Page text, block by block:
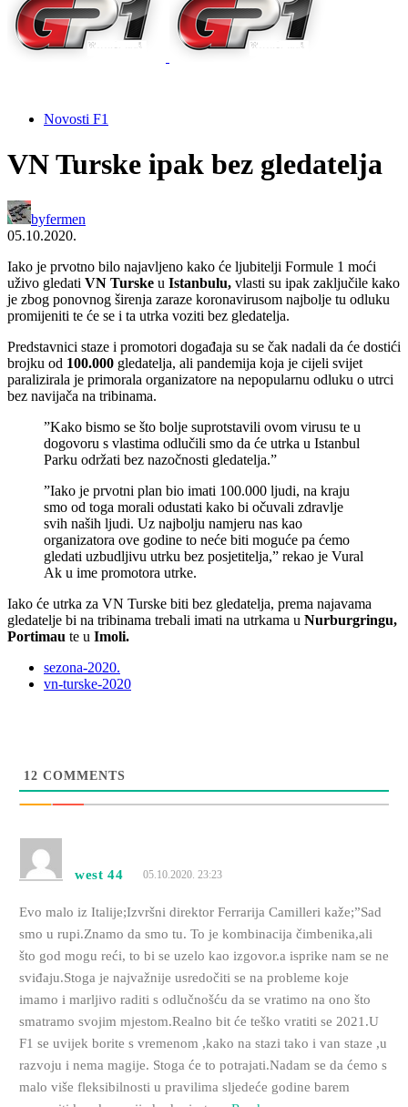
Novosti F1
VN Turske ipak bez gledatelja
byfermen
05.10.2020.
Iako je prvotno bilo najavljeno kako će ljubitelji Formule 1 moći
uživo gledati VN Turske u Istanbulu, vlasti su ipak zaključile kako
je zbog ponovnog širenja zaraze koronavirusom najbolje tu odluku
promijeniti te će se i ta utrka voziti bez gledatelja.
Predstavnici staze i promotori događaja su se čak nadali da će dostići
brojku od 100.000 gledatelja, ali pandemija koja je cijeli svijet
paralizirala je primorala organizatore na nepopularnu odluku o utrci
bez navijača na tribinama.
”Kako bismo se što bolje suprotstavili ovom virusu te u
dogovoru s vlastima odlučili smo da će utrka u Istanbul
Parku održati bez nazočnosti gledatelja.”
”Iako je prvotni plan bio imati 100.000 ljudi, na kraju
smo od toga morali odustati kako bi očuvali zdravlje
svih naših ljudi. Uz najbolju namjeru nas kao
organizatora ove godine to neće biti moguće pa ćemo
gledati uzbudljivu utrku bez posjetitelja,” rekao je Vural
Ak u ime promotora utrke.
Iako će utrka za VN Turske biti bez gledatelja, prema najavama
gledatelje bi na tribinama trebali imati na utrkama u Nurburgringu,
Portimau te u Imoli.
sezona-2020.
vn-turske-2020
12 COMMENTS
west 44 05.10.2020. 23:23
Evo malo iz Italije;Izvršni direktor Ferrarija Camilleri kaže;”Sad
smo u rupi.Znamo da smo tu. To je kombinacija čimbenika,ali
što god mogu reći, to bi se uzelo kao izgovor.a isprike nam se ne
sviđaju.Stoga je najvažnije usredočiti se na probleme koje
imamo i marljivo raditi s odlučnošću da se vratimo na ono što
smatramo svojim mjestom.Realno bit će teško vratiti se 2021.U
F1 se uvijek borite s vremenom ,kako na stazi tako i van staze ,u
razvoju i nema magije. Stoga će to potrajati.Nadam se da ćemo s
malo više fleksibilnosti u pravilima sljedeće godine barem